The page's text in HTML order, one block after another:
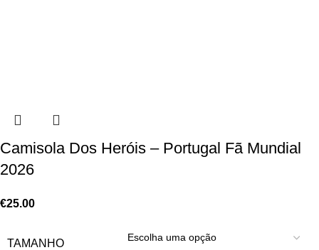
Camisola Dos Heróis – Portugal Fã Mundial
2026
€25.00
TAMANHO